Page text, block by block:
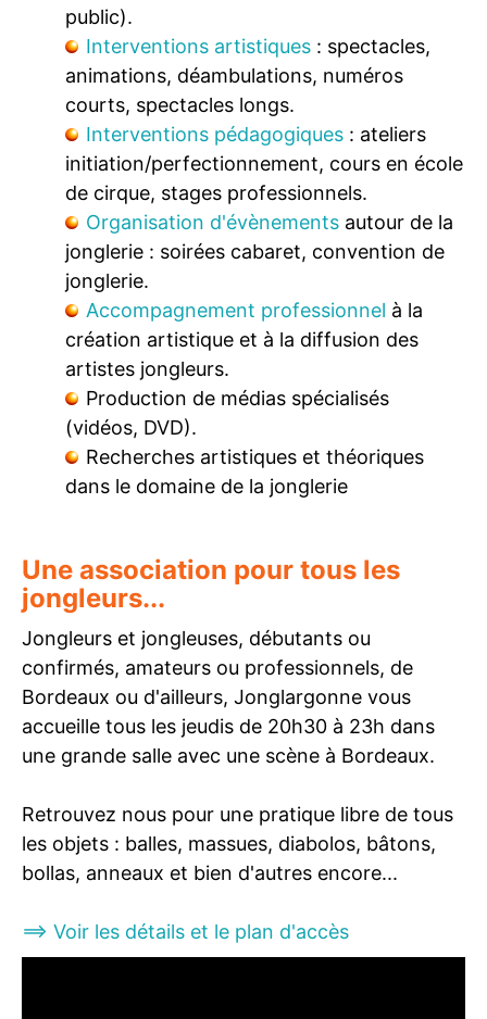
public).
Interventions artistiques : spectacles,
animations, déambulations, numéros
courts, spectacles longs.
Interventions pédagogiques : ateliers
initiation/perfectionnement, cours en école
de cirque, stages professionnels.
Organisation d'évènements autour de la
jonglerie : soirées cabaret, convention de
jonglerie.
Accompagnement professionnel à la
création artistique et à la diffusion des
artistes jongleurs.
Production de médias spécialisés
(vidéos, DVD).
Recherches artistiques et théoriques
dans le domaine de la jonglerie
Une association pour tous les
jongleurs...
Jongleurs et jongleuses, débutants ou
confirmés, amateurs ou professionnels, de
Bordeaux ou d'ailleurs, Jonglargonne vous
accueille tous les jeudis de 20h30 à 23h dans
une grande salle avec une scène à Bordeaux.
Retrouvez nous pour une pratique libre de tous
les objets : balles, massues, diabolos, bâtons,
bollas, anneaux et bien d'autres encore...
==> Voir les détails et le plan d'accès